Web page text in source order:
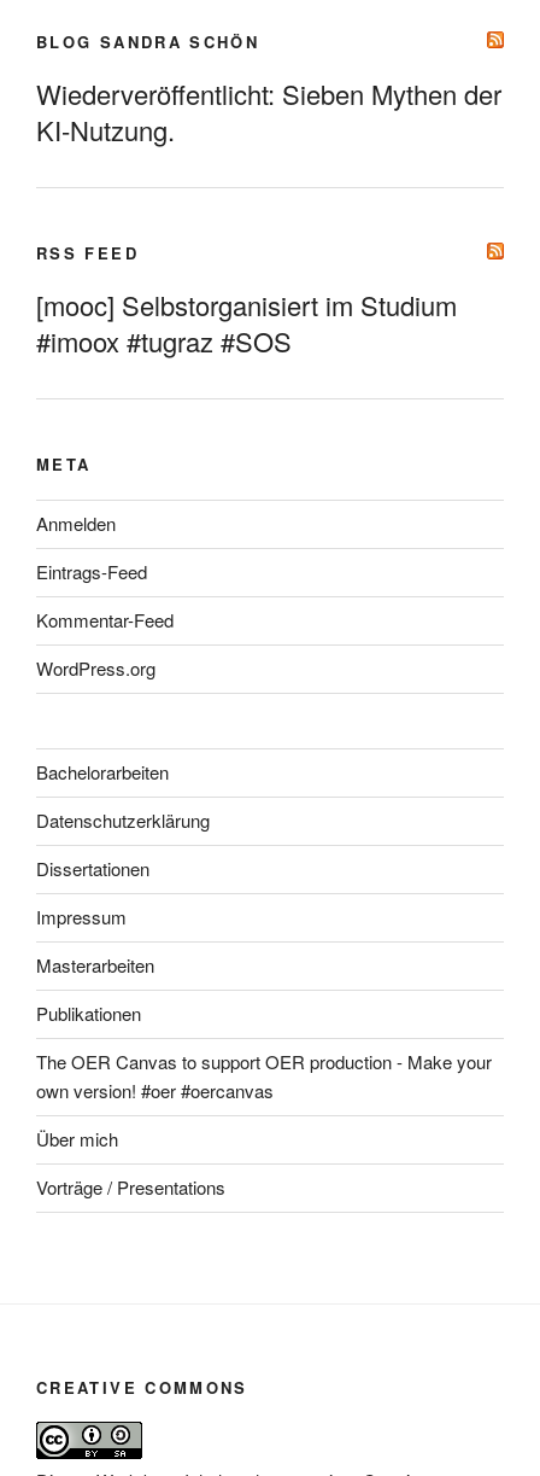
BLOG SANDRA SCHÖN
Wiederveröffentlicht: Sieben Mythen der
KI-Nutzung.
RSS FEED
[mooc] Selbstorganisiert im Studium
#imoox #tugraz #SOS
META
Anmelden
Eintrags-Feed
Kommentar-Feed
WordPress.org
Bachelorarbeiten
Datenschutzerklärung
Dissertationen
Impressum
Masterarbeiten
Publikationen
The OER Canvas to support OER production - Make your
own version! #oer #oercanvas
Über mich
Vorträge / Presentations
CREATIVE COMMONS